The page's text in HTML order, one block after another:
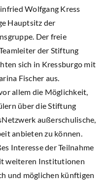
Wolfgang Kress
Hauptsitz der
Der freie
der Stiftung
sich in Kressburgo mit
Fischer aus.
allem die Möglichkeit,
über die Stiftung
außerschulische,
anbieten zu können.
Interesse der Teilnahme
weiteren Institutionen
und möglichen künftigen